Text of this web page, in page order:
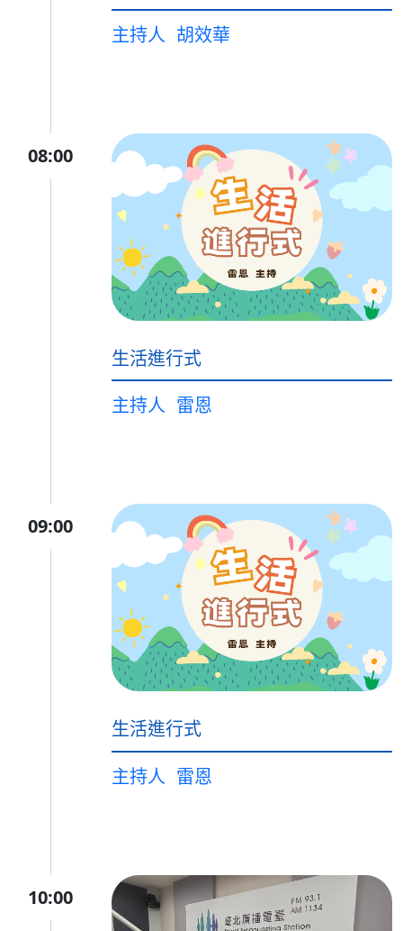
主持人 胡效華
08:00
生活進行式
主持人 雷恩
09:00
生活進行式
主持人 雷恩
10:00